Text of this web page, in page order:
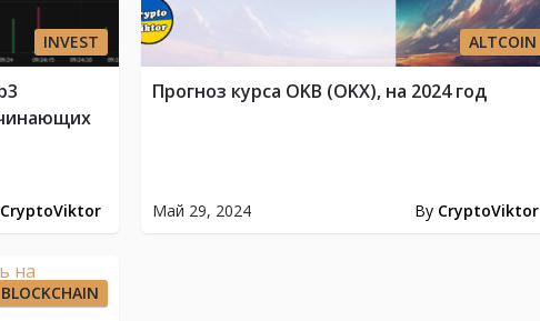
INVEST
CryptoViktor
ALTCOIN
Май 29, 2024 By CryptoViktor
Прогноз курса OKB (OKX), на 2024 год
BLOCKCHAIN